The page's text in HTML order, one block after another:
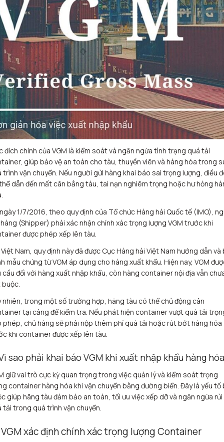
đích chính của VGM là kiểm soát và ngăn ngừa tình trạng quá tải
giúp bảo vệ an toàn cho tàu, thuyền viên và hàng hóa trong
trình vận chuyển. Nếu người gửi hàng khai báo sai trọng lượng, điều
dẫn đến mất cân bằng tàu, tai nạn nghiêm trọng hoặc hư hỏng
1/7/2016, theo quy định của Tổ chức Hàng hải Quốc tế (IMO),
(Shipper) phải xác nhận chính xác trọng lượng VGM trước khi
được phép xếp lên tàu.
Nam, quy định này đã được Cục Hàng hải Việt Nam hướng dẫn và
mẫu chứng từ VGM áp dụng cho hàng xuất khẩu. Hiện nay, VGM
cầu đối với hàng xuất nhập khẩu, còn hàng container nội địa vẫn
nhiên, trong một số trường hợp, hãng tàu có thể chủ động cân
tại cảng để kiểm tra. Nếu phát hiện container vượt quá tải
phép, chủ hàng sẽ phải nộp thêm phí quá tải hoặc rút bớt hàng hóa
khi container được xếp lên tàu.
sao phải khai báo VGM khi xuất nhập khẩu hàng hóa
giữ vai trò cực kỳ quan trọng trong việc quản lý và kiểm soát trọng
container hàng hóa khi vận chuyển bằng đường biển. Đây là yếu tố
giúp hãng tàu đảm bảo an toàn, tối ưu việc xếp dỡ và ngăn ngừa rủi
tải trong quá trình vận chuyển.
VGM xác định chính xác trọng lượng Container